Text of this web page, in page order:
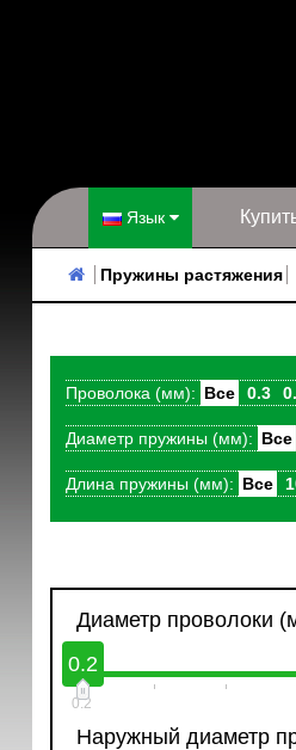
Язык
Пружины растяжения
Проволока (мм): Все 0.3
Диаметр пружины (мм): Все
Длина пружины (мм): Все
Диаметр проволоки
0.2
0.2
Наружный диаметр